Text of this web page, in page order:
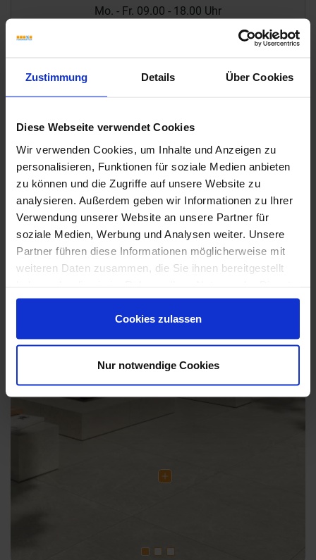
Zustimmung Details Über Cookies
Diese Webseite verwendet Cookies
Wir verwenden Cookies, um Inhalte und Anzeigen zu
personalisieren, Funktionen für soziale Medien anbieten
zu können und die Zugriffe auf unsere Website zu
analysieren. Außerdem geben wir Informationen zu Ihrer
Verwendung unserer Website an unsere Partner für
soziale Medien, Werbung und Analysen weiter. Unsere
Partner führen diese Informationen möglicherweise mit
weiteren Daten zusammen, die Sie ihnen bereitgestellt
gesammelt haben.
Cookies zulassen
Nur notwendige Cookies
Mo. - Fr. 09.00 - 18.00 Uhr
Anfrage zum Produkt
Marca Corona Arkistone Outdoor Impressionen